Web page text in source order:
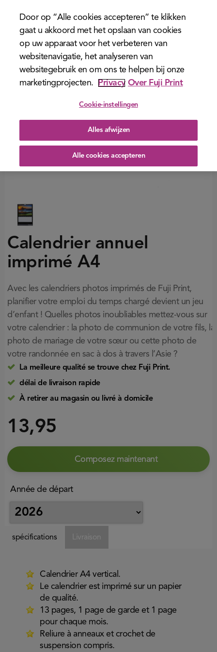
menu
Calendrier annuel
imprimé A4
Avec les calendriers photos imprimés de Fuji Print,
planifier votre emploi du temps chargé devient un jeu
d’enfant ! Quelles photos inoubliables mettez-vous sur
votre calendrier : la photo de communion de votre fils, la
photo de mariage de votre sœur ou cette photo de
votre randonnée en sac à dos à travers l’Asie ?
Année de départ
La meilleure qualité se trouve chez Fuji Print.
délai de livraison rapide
À retirer au magasin ou livré à domicile
13,95
Composez maintenant
spécifications Livraison
Calendrier A4 vertical.
Le calendrier est imprimé sur un papier
de qualité.
13 pages, 1 page de garde et 1 page
pour chaque mois.
Reliure à anneaux et crochet de
suspension compris.
Door op “Alle cookies accepteren” te klikken
gaat u akkoord met het opslaan van cookies
op uw apparaat voor het verbeteren van
websitenavigatie, het analyseren van
websitegebruik en om ons te helpen bij onze
marketingprojecten.
Privacy Over Fuji Print
Cookie-instellingen
Alles afwijzen
Alle cookies accepteren